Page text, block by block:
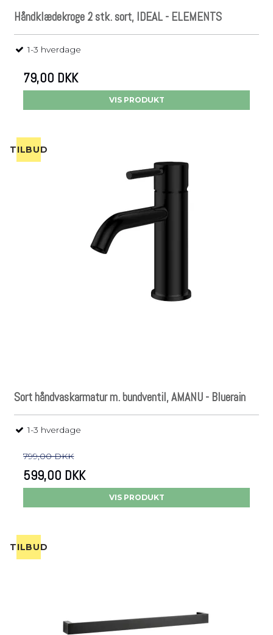
Håndklædekroge 2 stk. sort, IDEAL - ELEMENTS
1-3 hverdage
79,00 DKK
VIS PRODUKT
TILBUD
Sort håndvaskarmatur m. bundventil, AMANU - Bluerain
1-3 hverdage
799,00 DKK
599,00 DKK
VIS PRODUKT
TILBUD